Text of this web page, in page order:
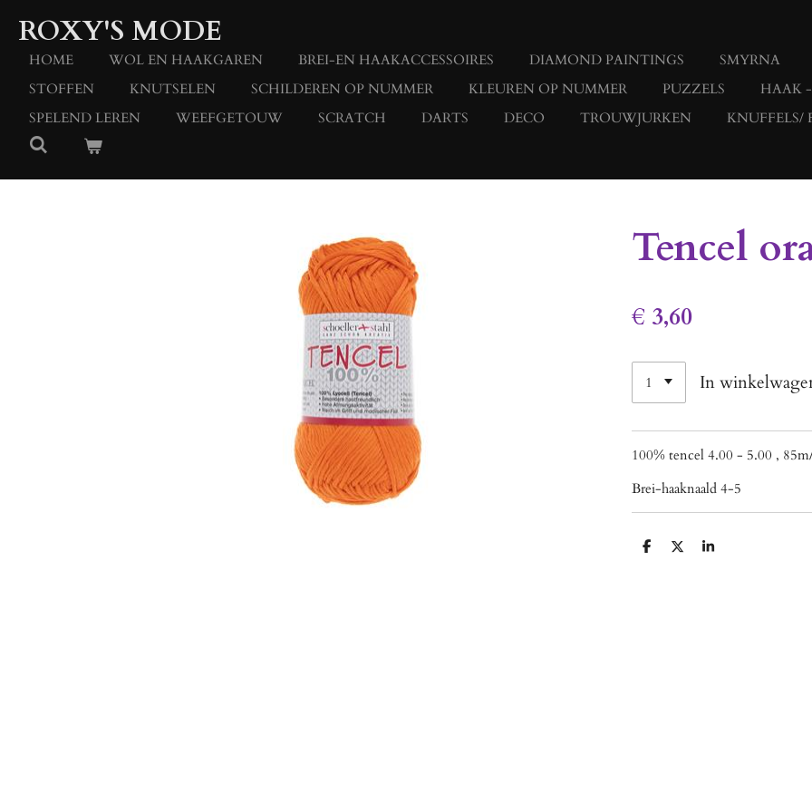
Ga
direct
naar
hoofdinhoud
ROXY'S MODE
HOME WOL EN HAAKGAREN BREI-EN HAAKACCESSOIRES DIAMOND PAINTINGS
SMYRNA
STOFFEN
KNUTSELEN SCHILDEREN OP NUMMER KLEUREN OP NUMMER PUZZELS
HAAK
SPELEND LEREN
WEEFGETOUW SCRATCH DARTS DECO TROUWJURKEN KNUFFELS/
Tencel
€ 3,60
In
100% tencel 4.00 - 5.00 ,
Brei-haaknaald 4-5
D
D
S